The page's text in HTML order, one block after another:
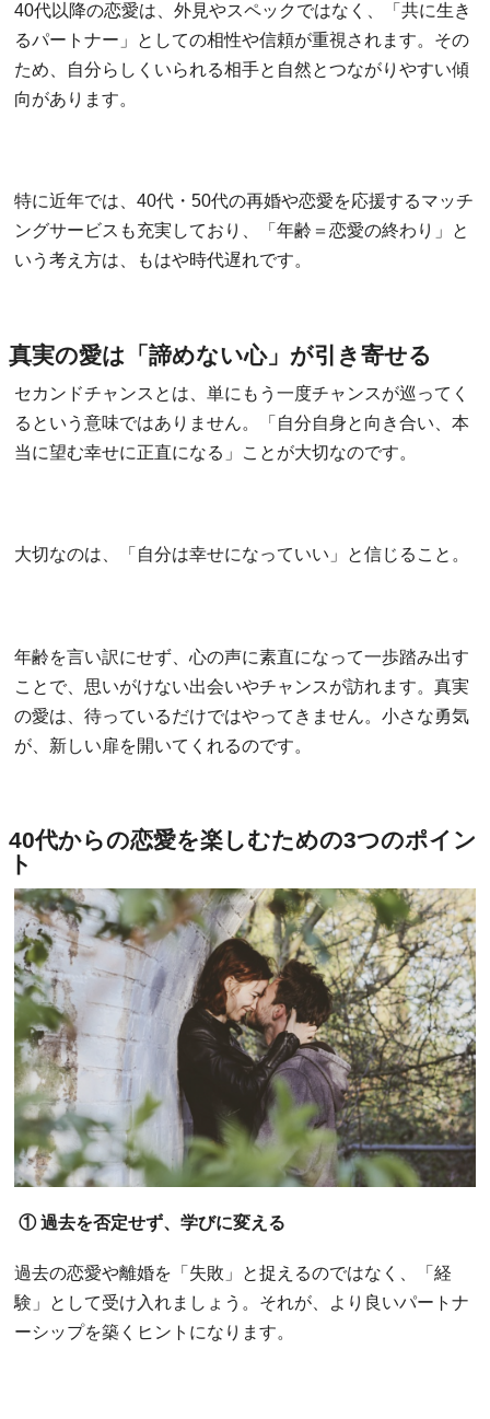
40代以降の恋愛は、外見やスペックではなく、「共に生き
るパートナー」としての相性や信頼が重視されます。その
ため、自分らしくいられる相手と自然とつながりやすい傾
向があります。
特に近年では、40代・50代の再婚や恋愛を応援するマッチ
ングサービスも充実しており、「年齢＝恋愛の終わり」と
いう考え方は、もはや時代遅れです。
真実の愛は「諦めない心」が引き寄せる
セカンドチャンスとは、単にもう一度チャンスが巡ってく
るという意味ではありません。「自分自身と向き合い、本
当に望む幸せに正直になる」ことが大切なのです。
大切なのは、「自分は幸せになっていい」と信じること。
年齢を言い訳にせず、心の声に素直になって一歩踏み出す
ことで、思いがけない出会いやチャンスが訪れます。真実
の愛は、待っているだけではやってきません。小さな勇気
が、新しい扉を開いてくれるのです。
40代からの恋愛を楽しむための3つのポイン
ト
① 過去を否定せず、学びに変える
過去の恋愛や離婚を「失敗」と捉えるのではなく、「経
験」として受け入れましょう。それが、より良いパートナ
ーシップを築くヒントになります。